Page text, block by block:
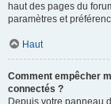
haut des pages du
paramètres et
Haut
Comment empêcher
connectés ?
Depuis votre panneau